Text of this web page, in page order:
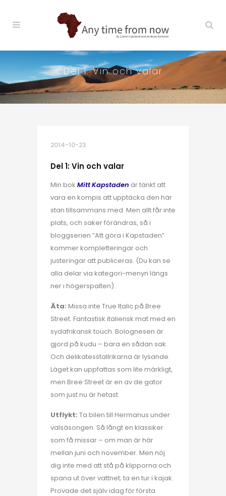
Del 1: Vin och valar
2014-10-23
Del 1: Vin och valar
Min bok Mitt Kapstaden är tänkt att
vara en kompis att upptäcka den här
stan tillsammans med. Men allt får inte
plats, och saker förändras, så i
bloggserien ”Att göra i Kapstaden”
kommer kompletteringar och
justeringar att publiceras. (Du kan se
alla delar via kategori-menyn längs
ner i högerspalten).
Äta: Missa inte True Italic på Bree
Street. Fantastisk italiensk mat med en
sydafrikansk touch. Bolognesen är
gjord på kudu – bara en sådan sak.
Och delikatesstallrikarna är lysande.
Läget kan uppfattas som lite märkligt,
men Bree Street är en av de gator
som just nu är hetast.
Utflykt: Ta bilen till Hermanus under
valsäsongen. Så långt en klassiker
som få missar – om man är här
mellan juni och november. Men nöj
dig inte med att stå på klipporna och
spana ut över vattnet; ta en tur i kajak.
Provade det själv idag för första